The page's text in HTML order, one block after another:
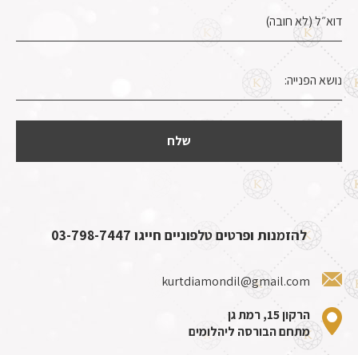
להזמנות ופרטים טלפוניים חייגו 03-798-7447
kurtdiamondil@gmail.com
הרקון 15, רמת גן
מתחם הבורסה ליהלומים